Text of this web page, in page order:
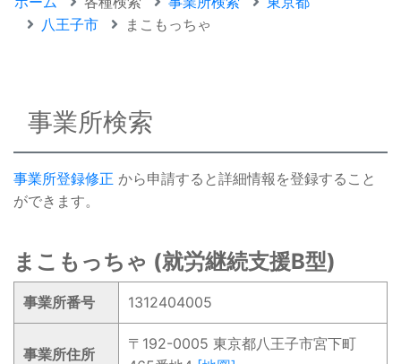
八王子市
まこもっちゃ
事業所検索
事業所登録修正 から申請すると詳細情報を登録すること
ができます。
まこもっちゃ (就労継続支援B型)
事業所番号 1312404005
事業所住所
〒192-0005 東京都八王子市宮下町